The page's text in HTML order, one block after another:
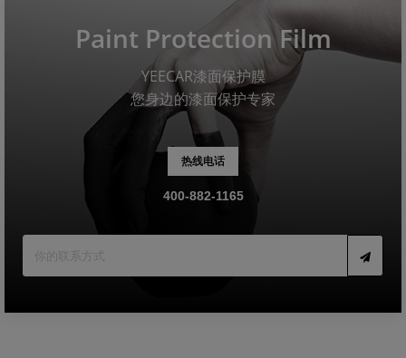
Paint Protection Film
YEECAR漆面保护膜
您身边的漆面保护专家
热线电话
400-882-1165